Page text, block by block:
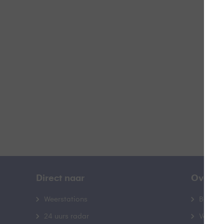
Direct naar
Weerstations
24 uurs radar
Over